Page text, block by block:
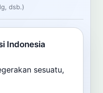
dsb.)
Indonesia
sesuatu,